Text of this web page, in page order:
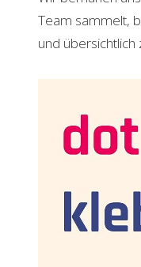
Team sammelt,
und